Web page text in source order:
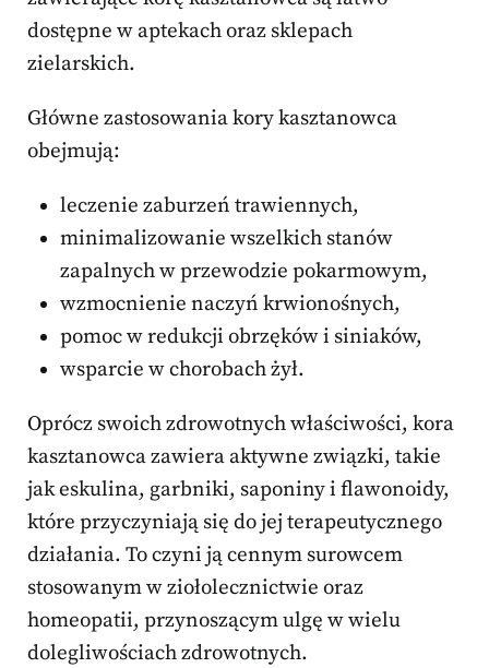
dostępne w aptekach oraz sklepach
zielarskich.
Główne zastosowania kory kasztanowca
obejmują:
leczenie zaburzeń trawiennych,
minimalizowanie wszelkich stanów
zapalnych w przewodzie pokarmowym,
wzmocnienie naczyń krwionośnych,
pomoc w redukcji obrzęków i siniaków,
wsparcie w chorobach żył.
Oprócz swoich zdrowotnych właściwości, kora
kasztanowca zawiera aktywne związki, takie
jak eskulina, garbniki, saponiny i flawonoidy,
które przyczyniają się do jej terapeutycznego
działania. To czyni ją cennym surowcem
stosowanym w ziołolecznictwie oraz
homeopatii, przynoszącym ulgę w wielu
dolegliwościach zdrowotnych.